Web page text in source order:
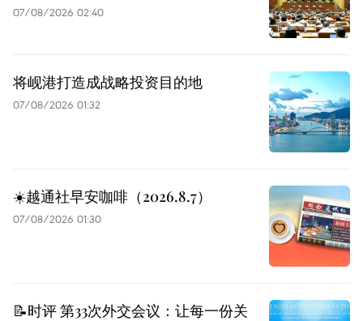
07/08/2026 02:40
将岘港打造成战略投资目的地
07/08/2026 01:32
☀️越通社早安咖啡（2026.8.7）
07/08/2026 01:30
📝时评 第33次外交会议：让每一份关